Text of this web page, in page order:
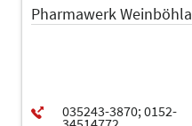
Pharmawerk Weinböhla